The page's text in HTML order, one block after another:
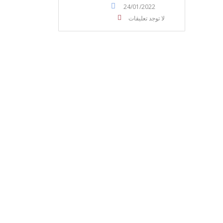
24/01/2022
لا توجد تعليقات